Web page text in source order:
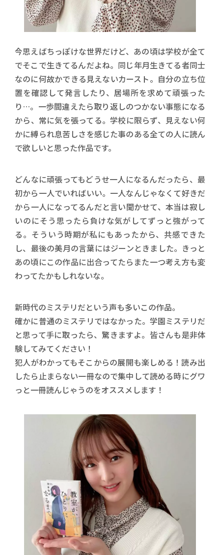
今思えばちっぽけな世界だけど、あの頃は学校が全て
でそこで生きてるんだよね。同じ年月生きてる者同士
なのに何故かできる見えないカースト。自分の立ち位
置を確認して発言したり、居場所を求めて頑張った
り…。一歩間違えたら取り返しのつかない事態になる
から、常に気を張ってる。学校に限らず、見えない何
かに縛られ息苦しさを感じた事のある全ての人に読ん
で欲しいと思った作品です。
どんなに頑張ってもどうせ一人になるんだったら、最
初から一人でいればいい。一人なんじゃなくて好きだ
から一人になってるんだと言い聞かせて、本当は寂し
いのにそう思ったら負けな気がしてずっと強がって
る。そういう時期が私にもあったから、共感できた
し、最後の美月の言葉にはジーンときました。きっと
あの頃にこの作品に出合ってたらまた一つ考え方も変
わってたかもしれないな。
新時代のミステリだという声も多いこの作品。
確かに普通のミステリではなかった。学園ミステリだ
と思って手に取ったら、驚きますよ。皆さんも是非体
験してみてください！
犯人がわかってもそこからの展開も楽しめる！読み出
したら止まらない一冊なので集中して読める時にグワ
っと一冊読んじゃうのをオススメします！